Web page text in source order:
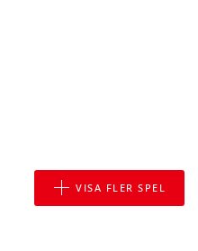
VISA FLER SPEL